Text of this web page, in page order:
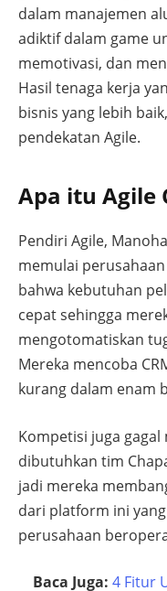
dalam manajemen
adiktif dalam game
memotivasi, dan
Hasil tenaga kerja
bisnis yang lebih
pendekatan Agile.
Apa itu Agile
Pendiri Agile,
memulai
bahwa kebutuhan
cepat sehingga
mengotomatiskan
Mereka mencoba
kurang dalam enam
Kompetisi juga
dibutuhkan tim
jadi mereka
dari platform ini
perusahaan
Baca Juga: 4 Fitur